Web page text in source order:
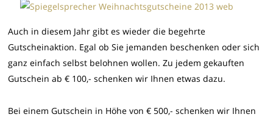
Auch in diesem Jahr gibt es wieder die begehrte
Gutscheinaktion. Egal ob Sie jemanden beschenken oder sich
ganz einfach selbst belohnen wollen. Zu jedem gekauften
Gutschein ab € 100,- schenken wir Ihnen etwas dazu.
Bei einem Gutschein in Höhe von € 500,- schenken wir Ihnen